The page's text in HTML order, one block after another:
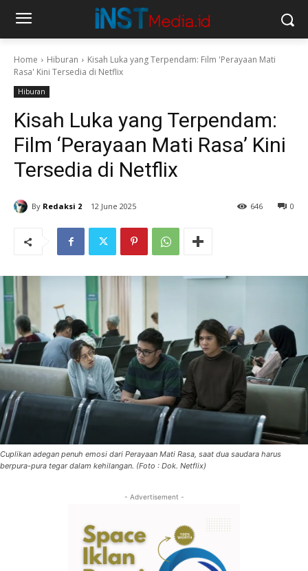
Home Hiburan
Kisah Luka yang Terpendam: Film 'Perayaan Mati
Rasa' Kini Tersedia di Netflix
Hiburan
Kisah Luka yang Terpendam:
Film ‘Perayaan Mati Rasa’ Kini
Tersedia di Netflix
By Redaksi 2 12 June 2025 0
646
Cuplikan adegan penuh emosi dari Perayaan Mati Rasa, saat dua saudara harus
berpura-pura tegar dalam kehilangan. (Foto : Dok. Netflix)
- Advertisement -